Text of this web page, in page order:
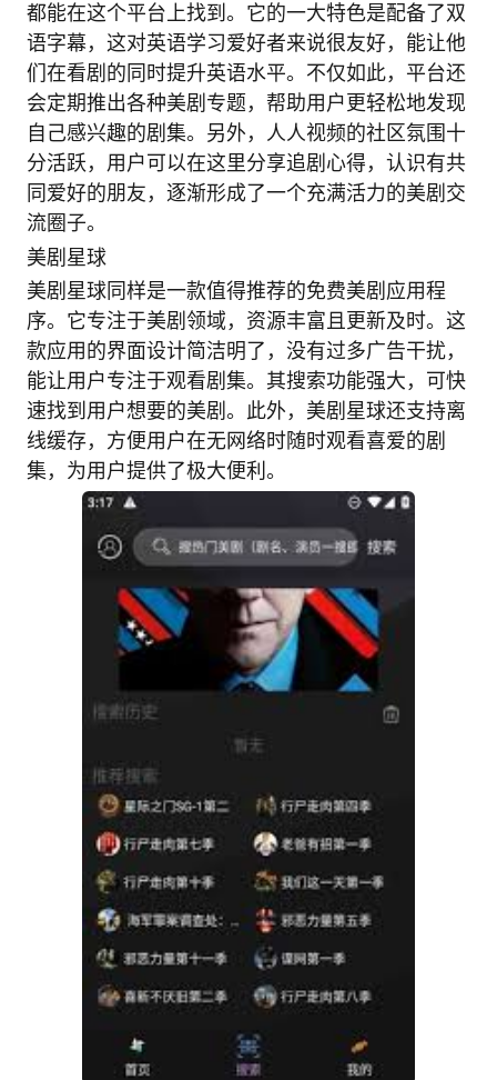
都能在这个平台上找到。它的一大特色是配备了双
语字幕，这对英语学习爱好者来说很友好，能让他
们在看剧的同时提升英语水平。不仅如此，平台还
会定期推出各种美剧专题，帮助用户更轻松地发现
自己感兴趣的剧集。另外，人人视频的社区氛围十
分活跃，用户可以在这里分享追剧心得，认识有共
同爱好的朋友，逐渐形成了一个充满活力的美剧交
流圈子。
美剧星球
美剧星球同样是一款值得推荐的免费美剧应用程
序。它专注于美剧领域，资源丰富且更新及时。这
款应用的界面设计简洁明了，没有过多广告干扰，
能让用户专注于观看剧集。其搜索功能强大，可快
速找到用户想要的美剧。此外，美剧星球还支持离
线缓存，方便用户在无网络时随时观看喜爱的剧
集，为用户提供了极大便利。